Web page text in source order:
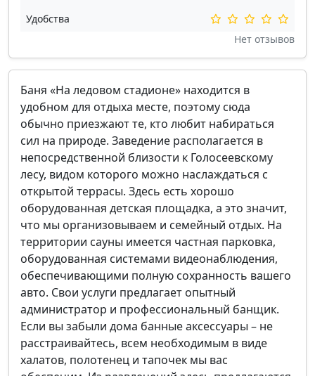
Удобства
Нет отзывов
Баня «На ледовом стадионе» находится в
удобном для отдыха месте, поэтому сюда
обычно приезжают те, кто любит набираться
сил на природе. Заведение располагается в
непосредственной близости к Голосеевскому
лесу, видом которого можно наслаждаться с
открытой террасы. Здесь есть хорошо
оборудованная детская площадка, а это значит,
что мы организовываем и семейный отдых. На
территории сауны имеется частная парковка,
оборудованная системами видеонаблюдения,
обеспечивающими полную сохранность вашего
авто. Свои услуги предлагает опытный
администратор и профессиональный банщик.
Если вы забыли дома банные аксессуары – не
расстраивайтесь, всем необходимым в виде
халатов, полотенец и тапочек мы вас